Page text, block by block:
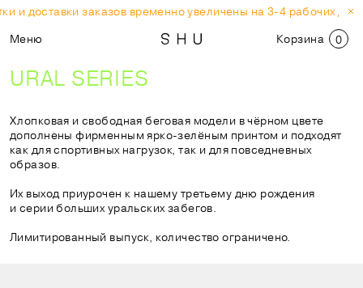
и доставки заказов временно увеличены на 3-4 рабочих дня.
Меню
Корзина 0
URAL SERIES
Хлопковая и свободная беговая модели в чёрном цвете
дополнены фирменным ярко-зелёным принтом и подходят
как для спортивных нагрузок, так и для повседневных
образов.
Их выход приурочен к нашему третьему дню рождения
и серии больших уральских забегов.
Лимитированный выпуск, количество ограничено.